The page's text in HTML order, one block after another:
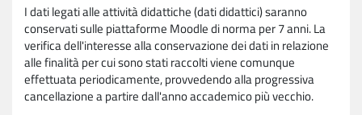
I dati legati alle attività didattiche (dati didattici) saranno
conservati sulle piattaforme Moodle di norma per 7 anni. La
verifica dell'interesse alla conservazione dei dati in relazione
alle finalità per cui sono stati raccolti viene comunque
effettuata periodicamente, provvedendo alla progressiva
cancellazione a partire dall'anno accademico più vecchio.